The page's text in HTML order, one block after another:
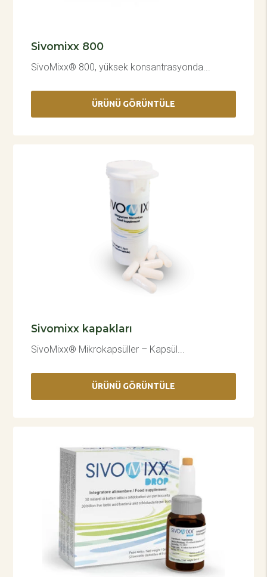
Sivomixx 800
SivoMixx® 800, yüksek konsantrasyonda...
ÜRÜNÜ GÖRÜNTÜLE
Sivomixx kapakları
SivoMixx® Mikrokapsüller – Kapsül...
ÜRÜNÜ GÖRÜNTÜLE